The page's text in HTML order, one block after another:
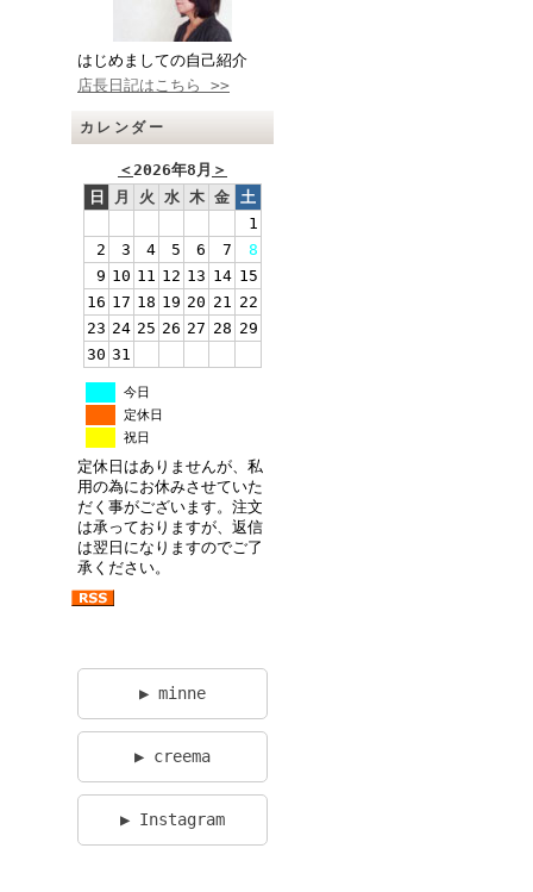
はじめましての自己紹介
店長日記はこちら >>
カレンダー
＜2026年8月 ＞
日
月 火 水 木 金 土
1
2
3 4 5 6 7
8
9 10 11 12 13 14 15
16 17 18 19 20 21 22
23 24 25 26 27 28 29
30 31
今日
定休日
祝日
定休日はありませんが、私
用の為にお休みさせていた
だく事がございます。注文
は承っておりますが、返信
は翌日になりますのでご了
承ください。
▶ minne
▶ creema
▶ Instagram